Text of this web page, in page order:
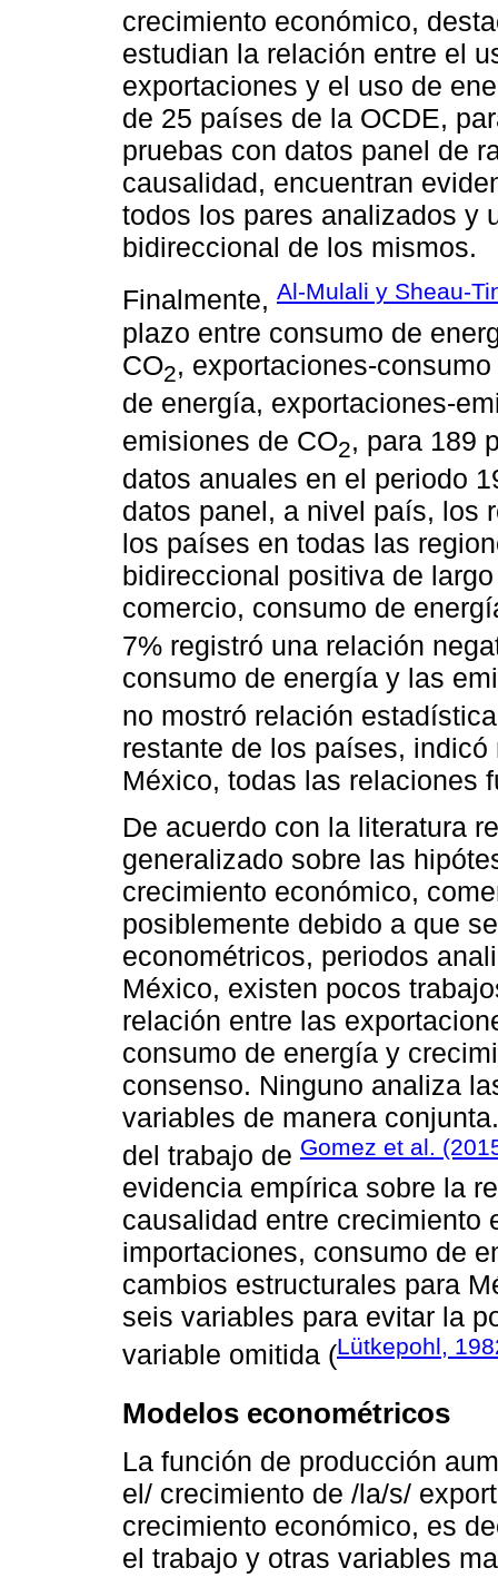
crecimiento económico,
estudian la relación entre el
exportaciones y el uso de
de 25 países de la OCDE,
pruebas con datos panel de
causalidad, encuentran
todos los pares analizados y
bidireccional de los mismos.
Finalmente, Al-Mulali y Sheau-
plazo entre consumo de
CO2, exportaciones-
de energía, exportaciones-
emisiones de CO2, para 189
datos anuales en el periodo
datos panel, a nivel país, los
los países en todas las
bidireccional positiva de
comercio, consumo de
7% registró una relación
consumo de energía y las
no mostró relación
restante de los países,
México, todas las relaciones
De acuerdo con la literatura
generalizado sobre las
crecimiento económico,
posiblemente debido a que
econométricos, periodos
México, existen pocos
relación entre las
consumo de energía y
consenso. Ninguno analiza
variables de manera
del trabajo de Gomez et al.
evidencia empírica sobre la
causalidad entre crecimiento
importaciones, consumo de
cambios estructurales para
seis variables para evitar la
variable omitida (Lütkepohl,
Modelos econométricos
La función de producción
el/ crecimiento de /la/s/
crecimiento económico, es
el trabajo y otras variables